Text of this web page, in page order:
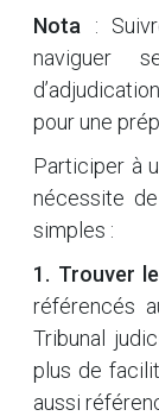
Nota :
naviguer
pour une
Participer à
nécessite
simples :
1. Trouver
référencés
Tribunal
plus de
aussi